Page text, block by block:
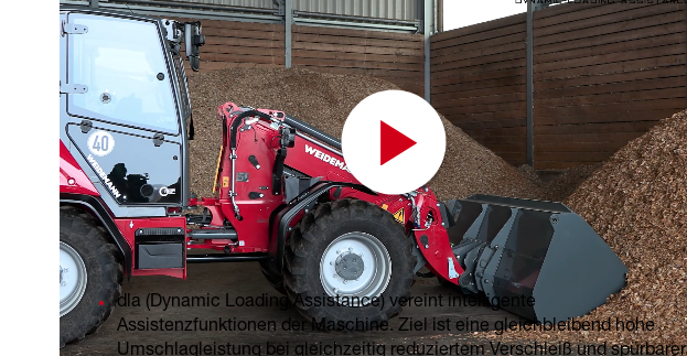
Highlights
dla (Dynamic Loading Assistance):
Assistenzpaket Ladeanlage
dla (Dynamic Loading Assistance) vereint intelligente
Assistenzfunktionen der Maschine. Ziel ist eine gleichbleibend hohe
Umschlagleistung bei gleichzeitig reduziertem Verschleiß und spürbarer